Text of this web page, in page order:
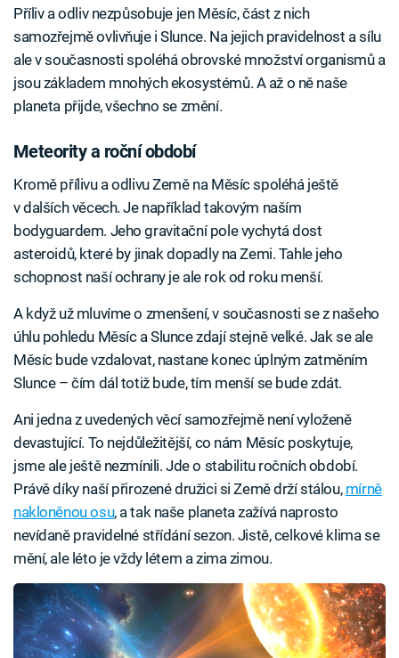
Příliv a odliv nezpůsobuje jen Měsíc, část z nich
samozřejmě ovlivňuje i Slunce. Na jejich pravidelnost a sílu
ale v současnosti spoléhá obrovské množství organismů a
jsou základem mnohých ekosystémů. A až o ně naše
planeta přijde, všechno se změní.
Meteority a roční období
Kromě přílivu a odlivu Země na Měsíc spoléhá ještě
v dalších věcech. Je například takovým naším
bodyguardem. Jeho gravitační pole vychytá dost
asteroidů, které by jinak dopadly na Zemi. Tahle jeho
schopnost naší ochrany je ale rok od roku menší.
A když už mluvíme o zmenšení, v současnosti se z našeho
úhlu pohledu Měsíc a Slunce zdají stejně velké. Jak se ale
Měsíc bude vzdalovat, nastane konec úplným zatměním
Slunce – čím dál totiž bude, tím menší se bude zdát.
Ani jedna z uvedených věcí samozřejmě není vyloženě
devastující. To nejdůležitější, co nám Měsíc poskytuje,
jsme ale ještě nezmínili. Jde o stabilitu ročních období.
Právě díky naší přirozené družici si Země drží stálou, mírně
nakloněnou osu, a tak naše planeta zažívá naprosto
nevídaně pravidelné střídání sezon. Jistě, celkové klima se
mění, ale léto je vždy létem a zima zimou.